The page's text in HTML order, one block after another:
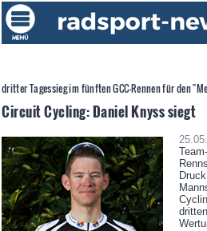
dritter Tagessieg im fünften GCC-Rennen für den
Circuit Cycling: Daniel Knyss siegt